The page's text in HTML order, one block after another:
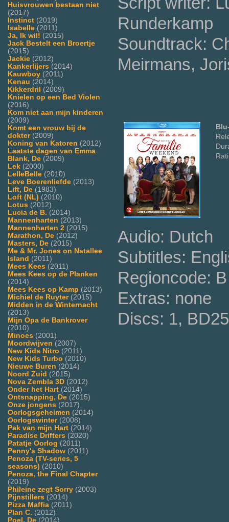
Huisvrouwen bestaan niet
(2017)
Instinct (2019)
Isabelle (2011)
Ja, Ik wil! (2015)
Jack Bestelt een Broertje
(2015)
Jackie (2012)
Kankerlijers (2014)
Kauwboy (2011)
Kenau (2014)
Kikkerdril (2009)
Knielen op een Bed Violen
(2016)
Kom niet aan mijn kinderen
(2009)
Komt een vrouw bij de
dokter(2009)
Koning van Katoren (2012)
Laatste dagen van Emma
Blank, De (2009)
Lek (2000)
LelleBelle (2010)
Leve Boerenliefde (2013)
Lift, De (1983)
Loft (NL) (2010)
Lotus (2012)
Lucia de B. (2014)
Mannenharten (2013)
Mannenharten 2 (2015)
Marathon, De (2012)
Masters, De (2015)
Me & Mr. Jones on Natallee
Island (2011)
Mees Kees (2011)
Mees Kees op de Planken
(2014)
Mees Kees op Kamp (2013)
Michiel de Ruyter(2015)
Midden in de Winternacht
(2013)
Mijn Opa de Bankrover
(2010)
Minoes (2001)
Moordwijven (2007)
New Kids Nitro (2011)
New Kids Turbo (2010)
Nieuwe Buren (2014)
Noord Zuid (2015)
Nova Zembla 3D (2012)
Onder het Hart (2014)
Ontsnapping, De (2015)
Onze jongens (2017)
Oorlogsgeheimen (2014)
Oorlogswinter(2008)
Pak van mijn Hart (2014)
Paradise Drifters (2020)
Patatje Oorlog (2011)
Penny's Shadow (2011)
Penoza (TV-series, 5
seasons) (2010)
Penoza, the Final Chapter
(2019)
Phileine zegt Sorry (2003)
Pijnstillers (2014)
Pizza Maffia (2011)
Plan C. (2012)
Poel, De (2014)
Runderkamp
Soundtrack:
Meirmans,
Audio: Dutch
Subtitles:
Regioncode:
Extras: none
Discs: 1, BD25